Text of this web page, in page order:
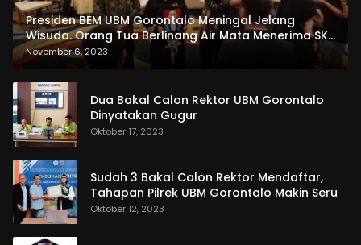
Presiden BEM UBM Gorontalo Meningal Jelang
Wisuda. Orang Tua Berlinang Air Mata Menerima SKL
dan Pemasangan Salempang
November 6, 2023
Dua Bakal Calon Rektor UBM Gorontalo
Dinyatakan Gugur
Oktober 17, 2023
Sudah 3 Bakal Calon Rektor Mendaftar,
Tahapan Pilrek UBM Gorontalo Makin Seru
Oktober 12, 2023